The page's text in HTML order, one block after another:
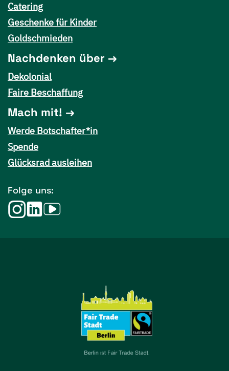
Catering
Geschenke für Kinder
Goldschmieden
Nachdenken über
Dekolonial
Faire Beschaffung
Mach mit!
Werde Botschafter*in
Spende
Glücksrad ausleihen
Folge uns: